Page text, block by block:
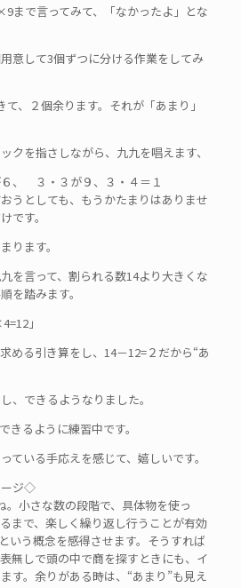
まで言ってみて、「なかったよ」とな
意して3個ずつに分ける作業をしてみ
、２個余ります。それが「あまり」
クを指さしながら、九九を唱えます、
、 ３・３が９、３・４＝１
うとしても、もうかたまりはありませ
です。
ります。
を言って、割られる数14より大きくな
を踏みます。
」
める引き算をし、14－12=２だから“あ
、できるようなりました。
きるように練習中です。
ている手応えを感じて、嬉しいです。
ージ◇
。小さな数の段階で、具体物を使っ
まで、楽しく繰り返し行うことが有効
いう概念を感得させます。そうすれば
無しで頭の中で商を探すときにも、イ
す。余りがある時は、“あまり”も見え